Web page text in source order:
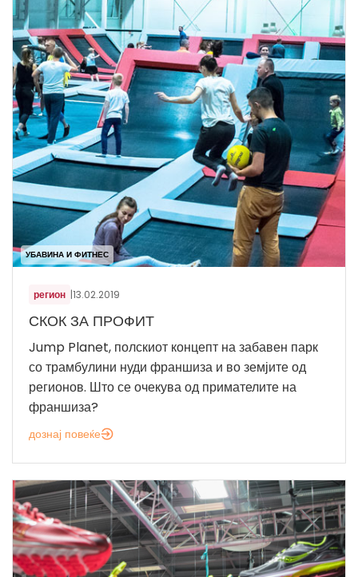
УБАВИНА И ФИТНЕС
регион |13.02.2019
СКОК ЗА ПРОФИТ
Jump Planet, полскиот концепт на забавен парк
со трамбулини нуди франшиза и во земјите од
регионов. Што се очекува од примателите на
франшиза?
дознај повеќе